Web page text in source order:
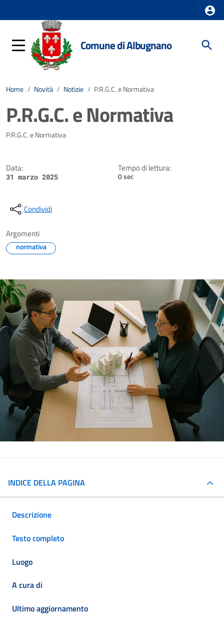
Comune di Albugnano
Home / Novità / Notizie / P.R.G.C. e Normativa
P.R.G.C. e Normativa
Dettagli della notizia
P.R.G.C. e Normativa
Data:
31 marzo 2025
Tempo di lettura:
0 sec
Condividi
Argomenti
normativa
INDICE DELLA PAGINA
Descrizione
Testo completo
Luogo
A cura di
Ultimo aggiornamento